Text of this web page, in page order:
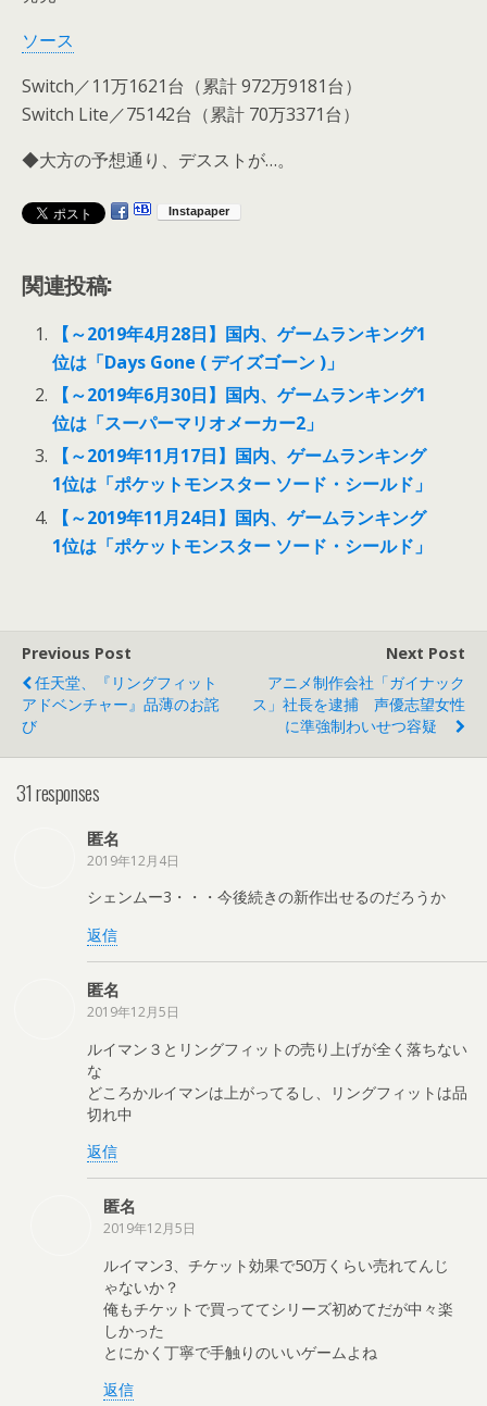
ソース
Switch／11万1621台（累計 972万9181台）
Switch Lite／75142台（累計 70万3371台）
◆大方の予想通り、デスストが…。
関連投稿:
【～2019年4月28日】国内、ゲームランキング1
位は「Days Gone ( デイズゴーン )」
【～2019年6月30日】国内、ゲームランキング1
位は「スーパーマリオメーカー2」
【～2019年11月17日】国内、ゲームランキング
1位は「ポケットモンスター ソード・シールド」
【～2019年11月24日】国内、ゲームランキング
1位は「ポケットモンスター ソード・シールド」
Previous Post
任天堂、『リングフィット
アドベンチャー』品薄のお詫
び
Next Post
アニメ制作会社「ガイナック
ス」社長を逮捕 声優志望女性
に準強制わいせつ容疑
31 responses
匿名
2019年12月4日
シェンムー3・・・今後続きの新作出せるのだろうか
返信
匿名
2019年12月5日
ルイマン３とリングフィットの売り上げが全く落ちない
な
どころかルイマンは上がってるし、リングフィットは品
切れ中
返信
匿名
2019年12月5日
ルイマン3、チケット効果で50万くらい売れてんじ
ゃないか？
俺もチケットで買っててシリーズ初めてだが中々楽
しかった
とにかく丁寧で手触りのいいゲームよね
返信